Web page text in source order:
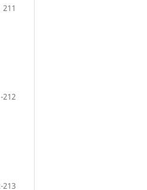
211
212
213